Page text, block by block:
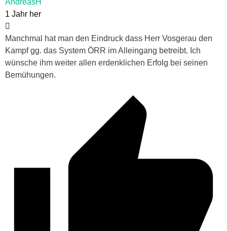
AndreasH
1 Jahr her
Manchmal hat man den Eindruck dass Herr Vosgerau den
Kampf gg. das System ÖRR im Alleingang betreibt. Ich
wünsche ihm weiter allen erdenklichen Erfolg bei seinen
Bemühungen.